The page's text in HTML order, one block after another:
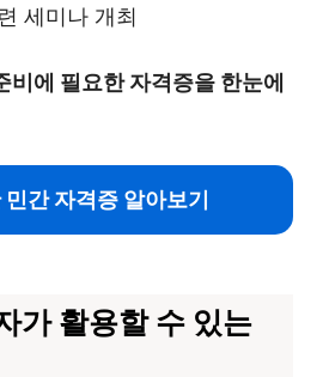
세미나 개최
에 필요한 자격증을 한눈에
간 자격증 알아보기
가 활용할 수 있는